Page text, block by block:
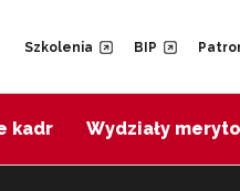
Szkolenia BIP
kadr Wydziały